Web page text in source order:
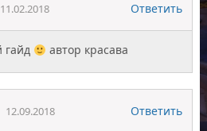
11.02.2018 Ответить
гайд автор красава
12.09.2018 Ответить